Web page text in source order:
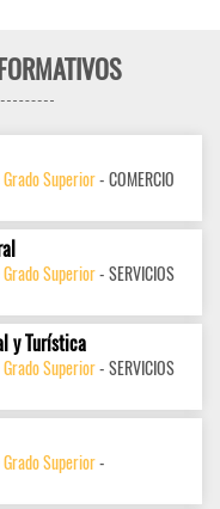
Superior- COMERCIO
Superior- SERVICIOS
y Turística
Superior- SERVICIOS
Superior-